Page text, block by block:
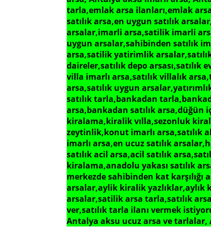
tarla,emlak arsa ilanları,emlak
satılık arsa,en uygun satılık
arsalar,imarli arsa,satilik imarli
uygun arsalar,sahibinden satılık
arsa,satilik yatirimlik
daireler,satılık depo arsası,satılık
villa imarlı arsa,satılık villalık
arsa,satılık uygun
satılık tarla,bankadan
arsa,bankadan satılık
kiralama,kiralik vılla,sezonluk
zeytinlik,konut imarlı arsa,satılık
imarlı arsa,en ucuz satılık
satılık acil arsa,acil satılık
kiralama,anadolu yakası satılık
merkezde sahibinden kat karşılığı
arsalar,aylik kiralik yazlıklar,aylık
arsalar,satilik arsa tarla,satılık
ver,satılık tarla ilanı vermek
Antalya aksu ucuz arsa ve tarlalar,